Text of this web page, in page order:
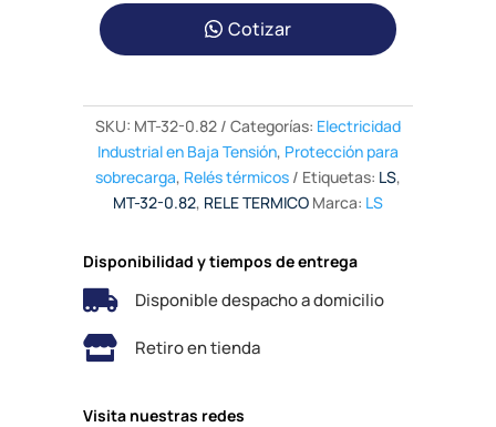
Cotizar
SKU: MT-32-0.82 Categorías: Electricidad
Industrial en Baja Tensión, Protección para
sobrecarga, Relés térmicos Etiquetas: LS,
MT-32-0.82, RELE TERMICO Marca: LS
Disponibilidad y tiempos de entrega
 Disponible despacho a domicilio
 Retiro en tienda
Visita nuestras redes